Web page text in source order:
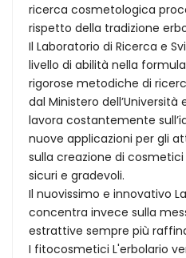
ricerca cosmetologica
rispetto della tradizione
Il Laboratorio di Ricerca e
livello di abilità nella
rigorose metodiche di
dal Ministero dell’Università
lavora costantemente
nuove applicazioni per gli
sulla creazione di
sicuri e gradevoli.
Il nuovissimo e innovativo
concentra invece sulla
estrattive sempre più
I fitocosmetici L'erbolario